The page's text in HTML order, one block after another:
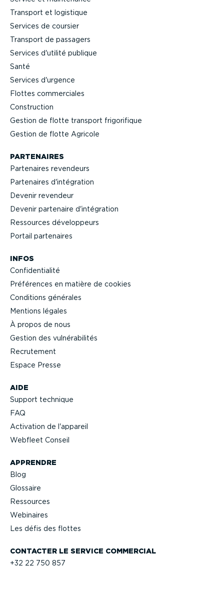
Transport et logistique
Services de coursier
Transport de passagers
Services d'utilité publique
Santé
Services d'urgence
Flottes commer­ciales
Construction
Gestion de flotte transport frigo­ri­fique
Gestion de flotte Agricole
CONTACTER LE SERVICE COMMERCIAL
+32 22 750 857
AIDE
Support technique
FAQ
Activation de l'appareil
Webfleet Conseil
APPRENDRE
Blog
Glossaire
Ressources
Webinaires
Les défis des flottes
PARTENAIRES
Partenaires revendeurs
Partenaires d'intégration
Devenir revendeur
Devenir partenaire d'intégration
Ressources dévelop­peurs
Portail partenaires
INFOS
Confi­den­tialité
Préférences en matière de cookies
Conditions générales
Mentions légales
À propos de nous
Gestion des vulné­ra­bi­lités
Recrutement
Espace Presse